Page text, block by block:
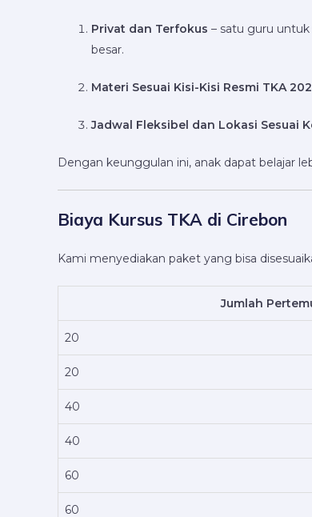
Privat dan Terfokus – satu guru
besar.
Materi Sesuai Kisi-Kisi Resmi TKA
Jadwal Fleksibel dan Lokasi Sesuai
Dengan keunggulan ini, anak dapat belajar
Biaya Kursus TKA di Cirebon
Kami menyediakan paket yang bisa
Jumlah
20
20
40
40
60
60